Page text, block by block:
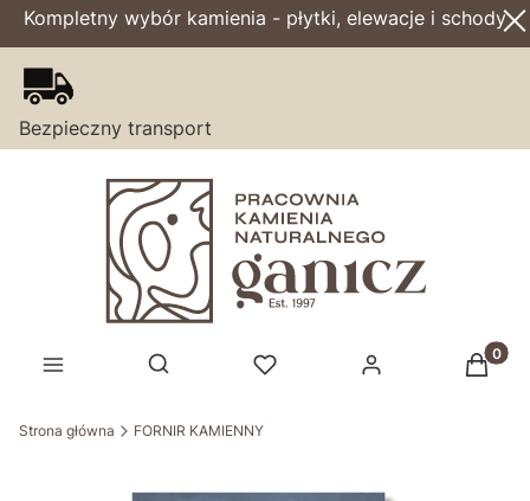
Kompletny wybór kamienia - płytki, elewacje i schody
Bezpieczny transport
Otwórz wyszukiwarkę
Strona główna FORNIR KAMIENNY